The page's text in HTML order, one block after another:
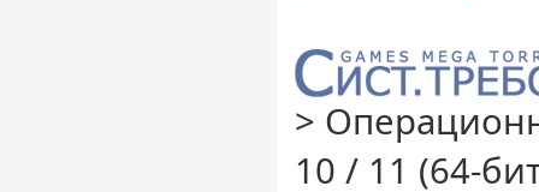
>
10 / 11 (64-